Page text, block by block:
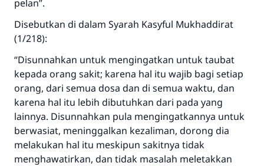
pelan”.
Disebutkan di dalam Syarah Kasyful Mukhaddirat
(1/218):
“Disunnahkan untuk mengingatkan untuk taubat
kepada orang sakit; karena hal itu wajib bagi setiap
orang, dari semua dosa dan di semua waktu, dan
karena hal itu lebih dibutuhkan dari pada yang
lainnya. Disunnahkan pula mengingatkannya untuk
berwasiat, meninggalkan kezaliman, dorong dia
melakukan hal itu meskipun sakitnya tidak
menghawatirkan, dan tidak masalah meletakkan